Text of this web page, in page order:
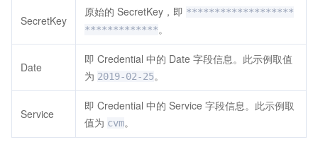
SecretKey
原始的 SecretKey，即 *******************
*************。
Date
即 Credential 中的 Date 字段信息。此示例取值
为 2019-02-25。
Service
即 Credential 中的 Service 字段信息。此示例取
值为 cvm。